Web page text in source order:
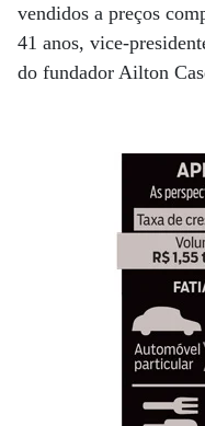
vendidos a preços
41 anos, vice-
do fundador Ailton